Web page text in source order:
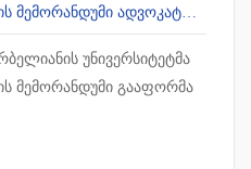
ᲣᲠᲗᲘᲔᲠᲗᲗᲐᲜᲐᲛᲨᲠᲝᲛᲚᲝᲑᲘᲡ ᲛᲔᲛᲝᲠᲐᲜᲓᲣᲛᲘ ᲐᲓᲕᲝᲙᲐᲢᲗᲐ ᲡᲐᲙᲕᲐᲚᲘᲤᲘᲙᲐᲪᲘᲝ ᲒᲐᲛᲝᲪᲓᲔᲑᲘᲡ ᲛᲝᲡᲐᲛᲖᲐᲓᲔᲑᲔᲚ ᲪᲔᲜᲢᲠᲗᲐᲜ
უნივერსიტეტმა
მემორანდუმი გააფორმა
გამოცდების